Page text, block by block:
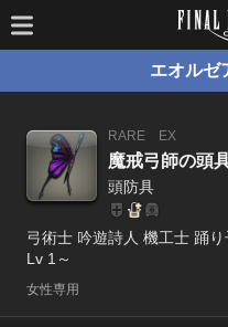
エオルゼ
RARE
EX
魔戒弓師の頭
頭防具
弓術士 吟遊詩人 機工士 踊り
Lv 1～
女性専用